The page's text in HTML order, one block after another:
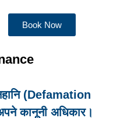
Book Now
(Defamation
कानूनी अधिकार।